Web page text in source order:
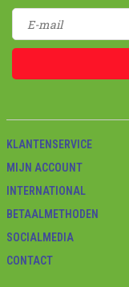
KLANTENSERVICE
MIJN ACCOUNT
INTERNATIONAL
BETAALMETHODEN
SOCIALMEDIA
CONTACT